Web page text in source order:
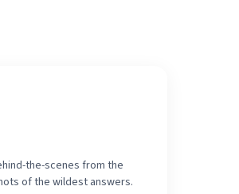
the-scenes from the
of the wildest answers.